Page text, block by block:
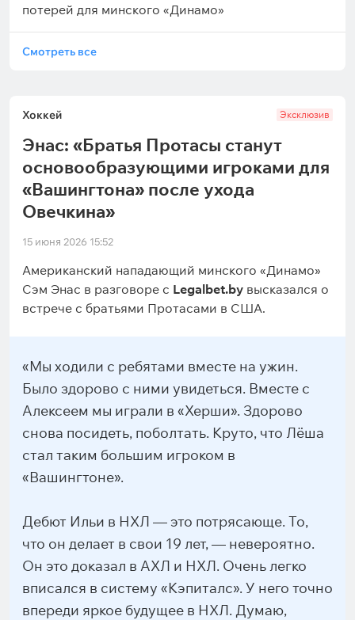
потерей для минского «Динамо»
Смотреть все
Хоккей Эксклюзив
Энас: «Братья Протасы станут
основообразующими игроками для
«Вашингтона» после ухода
Овечкина»
15 июня 2026 15:52
Американский нападающий минского «Динамо»
Сэм Энас в разговоре с Legalbet.by высказался о
встрече с братьями Протасами в США.
«Мы ходили с ребятами вместе на ужин.
Было здорово с ними увидеться. Вместе с
Алексеем мы играли в «Херши». Здорово
снова посидеть, поболтать. Круто, что Лёша
стал таким большим игроком в
«Вашингтоне».
Дебют Ильи в НХЛ — это потрясающе. То,
что он делает в свои 19 лет, — невероятно.
Он это доказал в АХЛ и НХЛ. Очень легко
вписался в систему «Кэпиталс». У него точно
впереди яркое будущее в НХЛ. Думаю,